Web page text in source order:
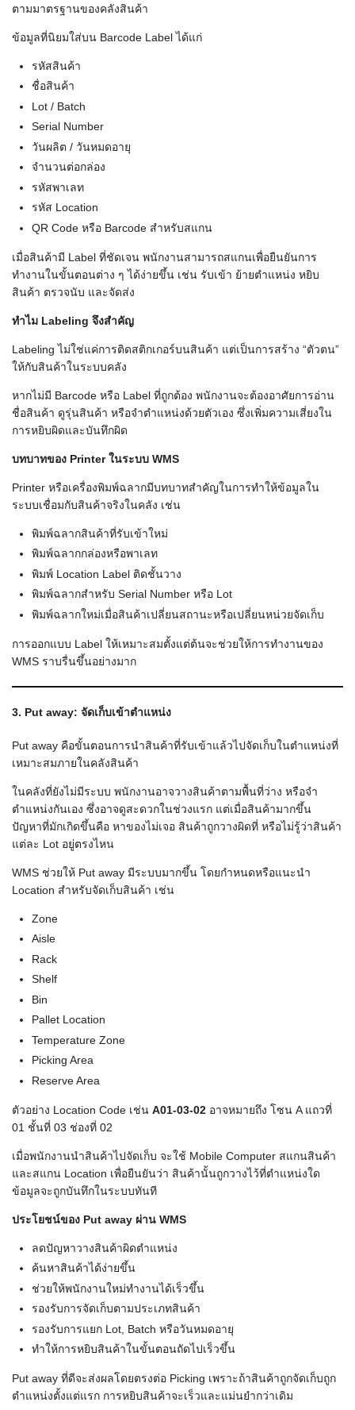
ตามมาตรฐานของคลังสินค้า
ข้อมูลที่นิยมใส่บน Barcode Label ได้แก่
รหัสสินค้า
ชื่อสินค้า
Lot / Batch
Serial Number
วันผลิต / วันหมดอายุ
จำนวนต่อกล่อง
รหัสพาเลท
รหัส Location
QR Code หรือ Barcode สำหรับสแกน
เมื่อสินค้ามี Label ที่ชัดเจน พนักงานสามารถสแกนเพื่อยืนยันการ
ทำงานในขั้นตอนต่าง ๆ ได้ง่ายขึ้น เช่น รับเข้า ย้ายตำแหน่ง หยิบ
สินค้า ตรวจนับ และจัดส่ง
ทำไม Labeling จึงสำคัญ
Labeling ไม่ใช่แค่การติดสติกเกอร์บนสินค้า แต่เป็นการสร้าง “ตัวตน”
ให้กับสินค้าในระบบคลัง
หากไม่มี Barcode หรือ Label ที่ถูกต้อง พนักงานจะต้องอาศัยการอ่าน
ชื่อสินค้า ดูรุ่นสินค้า หรือจำตำแหน่งด้วยตัวเอง ซึ่งเพิ่มความเสี่ยงใน
การหยิบผิดและบันทึกผิด
บทบาทของ Printerในระบบ WMS
Printer หรือเครื่องพิมพ์ฉลากมีบทบาทสำคัญในการทำให้ข้อมูลใน
ระบบเชื่อมกับสินค้าจริงในคลัง เช่น
พิมพ์ฉลากสินค้าที่รับเข้าใหม่
พิมพ์ฉลากกล่องหรือพาเลท
พิมพ์ Location Label ติดชั้นวาง
พิมพ์ฉลากสำหรับ Serial Number หรือ Lot
พิมพ์ฉลากใหม่เมื่อสินค้าเปลี่ยนสถานะหรือเปลี่ยนหน่วยจัดเก็บ
การออกแบบ Label ให้เหมาะสมตั้งแต่ต้นจะช่วยให้การทำงานของ
WMS ราบรื่นขึ้นอย่างมาก
3. Put away: จัดเก็บเข้าตำแหน่ง
Put away คือขั้นตอนการนำสินค้าที่รับเข้าแล้วไปจัดเก็บในตำแหน่งที่
เหมาะสมภายในคลังสินค้า
ในคลังที่ยังไม่มีระบบ พนักงานอาจวางสินค้าตามพื้นที่ว่าง หรือจำ
ตำแหน่งกันเอง ซึ่งอาจดูสะดวกในช่วงแรก แต่เมื่อสินค้ามากขึ้น
ปัญหาที่มักเกิดขึ้นคือ หาของไม่เจอ สินค้าถูกวางผิดที่ หรือไม่รู้ว่าสินค้า
แต่ละ Lot อยู่ตรงไหน
WMS ช่วยให้ Put away มีระบบมากขึ้น โดยกำหนดหรือแนะนำ
Location สำหรับจัดเก็บสินค้า เช่น
Zone
Aisle
Rack
Shelf
Bin
Pallet Location
Temperature Zone
Picking Area
Reserve Area
ตัวอย่าง Location Code เช่น A01-03-02 อาจหมายถึง โซน A แถวที่
01 ชั้นที่ 03 ช่องที่ 02
เมื่อพนักงานนำสินค้าไปจัดเก็บ จะใช้ Mobile Computer สแกนสินค้า
และสแกน Location เพื่อยืนยันว่า สินค้านั้นถูกวางไว้ที่ตำแหน่งใด
ข้อมูลจะถูกบันทึกในระบบทันที
ประโยชน์ของ Put away ผ่าน WMS
ลดปัญหาวางสินค้าผิดตำแหน่ง
ค้นหาสินค้าได้ง่ายขึ้น
ช่วยให้พนักงานใหม่ทำงานได้เร็วขึ้น
รองรับการจัดเก็บตามประเภทสินค้า
รองรับการแยก Lot, Batch หรือวันหมดอายุ
ทำให้การหยิบสินค้าในขั้นตอนถัดไปเร็วขึ้น
Put away ที่ดีจะส่งผลโดยตรงต่อ Picking เพราะถ้าสินค้าถูกจัดเก็บถูก
ตำแหน่งตั้งแต่แรก การหยิบสินค้าจะเร็วและแม่นยำกว่าเดิม